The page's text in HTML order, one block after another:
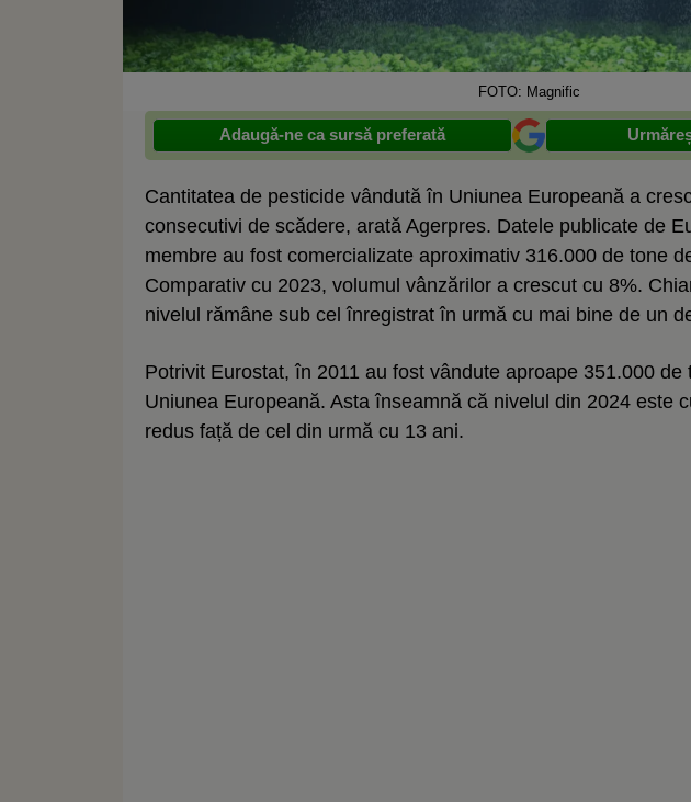
FOTO: Magnific
Adaugă-ne ca sursă preferată
Cantitatea de pesticide vândută în Uniunea Europeană a
consecutivi de scădere, arată Agerpres. Datele publicate de
membre au fost comercializate aproximativ 316.000 de tone
Comparativ cu 2023, volumul vânzărilor a crescut cu 8%.
nivelul rămâne sub cel înregistrat în urmă cu mai bine de un
Potrivit Eurostat, în 2011 au fost vândute aproape 351.000 de
Uniunea Europeană. Asta înseamnă că nivelul din 2024 este
redus față de cel din urmă cu 13 ani.